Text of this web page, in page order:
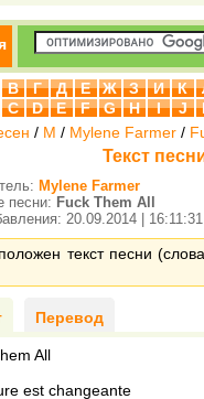
В Г Д Е Ж З И К
C D E F G H I J
/ M / Mylene Farmer /
Текст
Mylene Farmer
песни: Fuck Them All
20.09.2014 | 16:11:31
текст песни
Перевод
All
est changeante